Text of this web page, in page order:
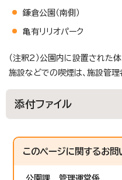
鎌倉公園（南側）
亀有リリオパーク
（注釈2）公園内に設置された
施設などでの喫煙は、施設管理
添付ファイル
このページに関するお問
公園課
管理運営係